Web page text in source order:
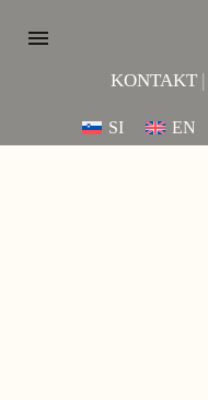
KONTAKT |
SI EN